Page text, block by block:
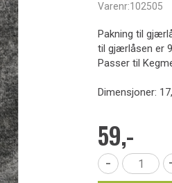
Varenr:102505
Pakning til
til gjærlåsen er
Passer til
Dimensjoner:
59,-
-